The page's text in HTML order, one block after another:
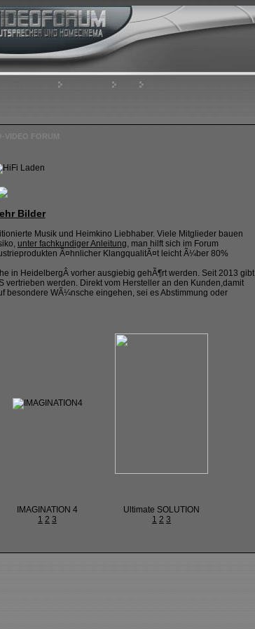
Bilder
Musik und Heimkino Liebhaber. Viele Mitglieder bauen
unter fachkundiger Anleitung, man hilft sich im Forum
Ã¤hnlicher KlangqualitÃ¤t leicht Ã¼ber 80%
in HeidelbergÂ vorher ausgiebig gehÃ¶rt werden. Seit 2013 gibt
vertrieben werden. Direkt vom Hersteller an den Kunden,damit
besondere WÃ¼nsche eingehen, sei es Abstimmung oder
IMAGINATION 4
1 2 3
Ultimate SOLUTION
1 2 3